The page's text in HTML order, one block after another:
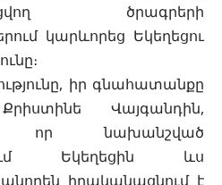
ծրագրերի
կարևորեց Եկեղեցու
իր գնահատանքը
Վայգանդին,
որ նախանշված
Եկեղեցին ևս
իրականացնում է